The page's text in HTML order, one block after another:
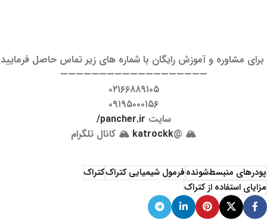
برای مشاوره و آموزش رایگان با شماره های زیر تماس حاصل فرمایید
———————————————————
۰۲۱۶۶۸۸۹۱۰۵
۰۹۱۹۵۰۰۰۱۵۶
سایت pancher.ir/
🏔 @
katrockk 🏔 کانال تلگرام
پودرهای منبسط‌شوندهفرمول شیمیایی کتراککتراک
مزایای استفاده از کتراک